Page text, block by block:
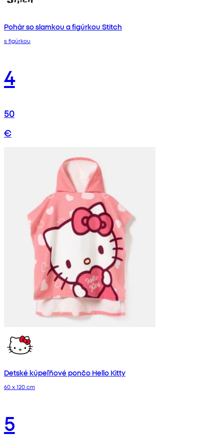
Pohár so slamkou a figúrkou Stitch
s figúrkou
4
50
€
Detské kúpeľňové pončo Hello Kitty
60 x 120 cm
5